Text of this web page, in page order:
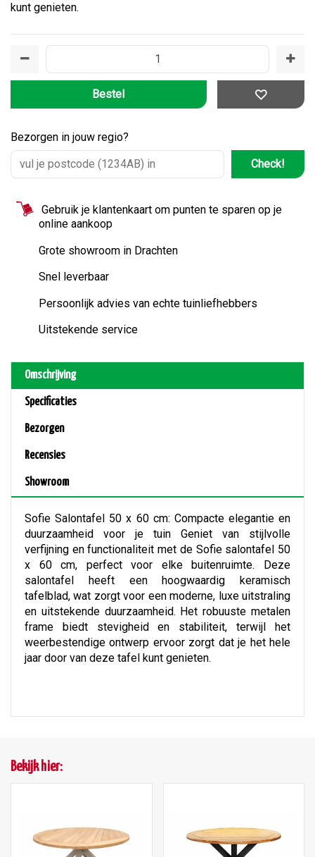
kunt genieten.
Bezorgen in jouw regio?
Check!
Gebruik je klantenkaart om punten te sparen op je
online aankoop
Grote showroom in Drachten
Snel leverbaar
Persoonlijk advies van echte tuinliefhebbers
Uitstekende service
Omschrijving
Specificaties
Bezorgen
Recensies
Showroom
Sofie Salontafel 50 x 60 cm: Compacte elegantie en
duurzaamheid voor je tuin Geniet van stijlvolle
verfijning en functionaliteit met de Sofie salontafel 50
x 60 cm, perfect voor elke buitenruimte. Deze
salontafel heeft een hoogwaardig keramisch
tafelblad, wat zorgt voor een moderne, luxe uitstraling
en uitstekende duurzaamheid. Het robuuste metalen
frame biedt stevigheid en stabiliteit, terwijl het
weerbestendige ontwerp ervoor zorgt dat je het hele
jaar door van deze tafel kunt genieten.
Bekijk hier: